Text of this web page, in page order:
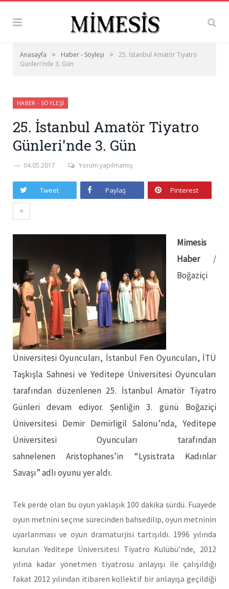
Anasayfa » Haber - Söyleşi »
25. İstanbul Amatör Tiyatro
Günleri'nde 3. Gün
HABER - SÖYLEŞI
25. İstanbul Amatör Tiyatro
Günleri'nde 3. Gün
04.05.2017 Yorum yapılmamış
Tweet Paylaş Pinterest
+
Mimesis
Haber/
Boğaziçi
Üniversitesi Oyuncuları, İstanbul Fen Oyuncuları, İTÜ
Taşkışla Sahnesi ve Yeditepe Üniversitesi Oyuncuları
tarafından düzenlenen 25. İstanbul Amatör Tiyatro
Günleri devam ediyor. Şenliğin 3. günü Boğaziçi
Üniversitesi Demir Demirligil Salonu’nda, Yeditepe
Üniversitesi Oyuncuları tarafından
sahnelenen Aristophanes’in “Lysistrata Kadınlar
Savaşı” adlı oyunu yer aldı.
Tek perde olan bu oyun yaklaşık 100 dakika sürdü. Fuayede
oyun metnini seçme sürecinden bahsedilip, oyun metninin
uyarlanması ve oyun dramaturjisi tartışıldı. 1996 yılında
kurulan Yeditepe Üniversitesi Tiyatro Kulübü’nde, 2012
yılına kadar yönetmen tiyatrosu anlayışı ile çalışıldığı
fakat 2012 yılından itibaren kollektif bir anlayışa geçildiği